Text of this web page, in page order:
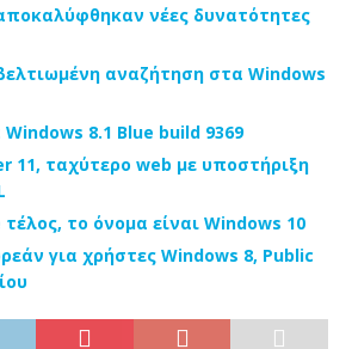
νέες δυνατότητες
αναζήτηση στα Windows
8.1 Blue build 9369
11, ταχύτερο web με υποστήριξη
το όνομα είναι Windows 10
για χρήστες Windows 8, Public